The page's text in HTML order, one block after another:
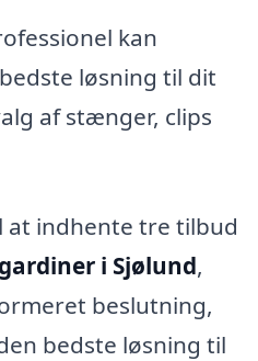
kan
løsning til dit
af stænger, clips
at indhente tre tilbud
i Sjølund,
beslutning,
bedste løsning til